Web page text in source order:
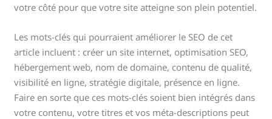
votre côté pour que votre site atteigne son plein potentiel.
Les mots-clés qui pourraient améliorer le SEO de cet
article incluent : créer un site internet, optimisation SEO,
hébergement web, nom de domaine, contenu de qualité,
visibilité en ligne, stratégie digitale, présence en ligne.
Faire en sorte que ces mots-clés soient bien intégrés dans
votre contenu, votre titres et vos méta-descriptions peut